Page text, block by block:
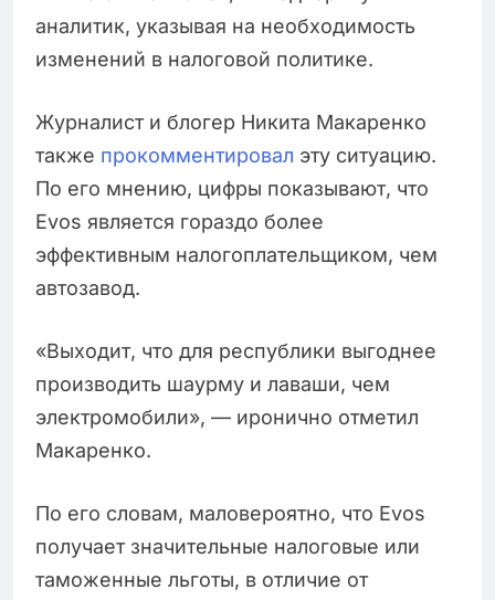
аналитик, указывая на необходимость
изменений в налоговой политике.
Журналист и блогер Никита Макаренко
также прокомментировал эту ситуацию.
По его мнению, цифры показывают, что
Evos является гораздо более
эффективным налогоплательщиком, чем
автозавод.
«Выходит, что для республики выгоднее
производить шаурму и лаваши, чем
электромобили», — иронично отметил
Макаренко.
По его словам, маловероятно, что Evos
получает значительные налоговые или
таможенные льготы, в отличие от